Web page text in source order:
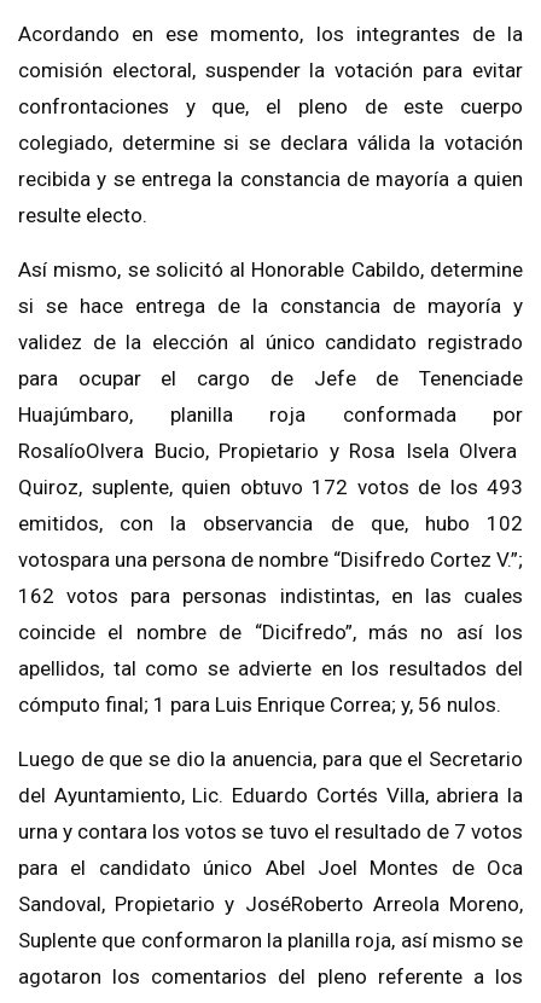
Acordando en ese momento, los integrantes de la
comisión electoral, suspender la votación para evitar
confrontaciones y que, el pleno de este cuerpo
colegiado, determine si se declara válida la votación
recibida y se entrega la constancia de mayoría a quien
resulte electo.
Así mismo, se solicitó al Honorable Cabildo, determine
si se hace entrega de la constancia de mayoría y
validez de la elección al único candidato registrado
para ocupar el cargo de Jefe de Tenenciade
Huajúmbaro, planilla roja conformada por
RosalíoOlvera Bucio, Propietario yRosa Isela Olvera
Quiroz, suplente, quien obtuvo 172 votos de los 493
emitidos, con la observancia de que, hubo 102
votospara una persona de nombre “Disifredo Cortez V.”;
162 votos para personas indistintas,en las cuales
coincide el nombre de “Dicifredo”, más no así los
apellidos, tal como se advierte en los resultados del
cómputo final; 1 para Luis Enrique Correa; y, 56 nulos.
Luego de que se dio la anuencia, para que el Secretario
del Ayuntamiento, Lic. Eduardo Cortés Villa, abriera la
urna y contara los votos se tuvo el resultado de 7 votos
para el candidato único Abel Joel Montes de Oca
Sandoval, Propietario y JoséRoberto Arreola Moreno,
Suplente que conformaron la planilla roja, así mismo se
agotaron los comentarios del pleno referente a los